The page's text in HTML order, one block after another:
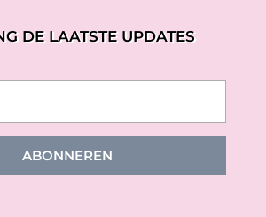
DE LAATSTE UPDATES
ABONNEREN